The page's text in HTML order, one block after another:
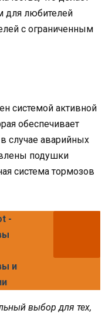
для любителей
с ограниченным
системой активной
обеспечивает
случае аварийных
подушки
система тормозов
-
и
выбор для тех,